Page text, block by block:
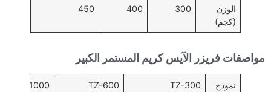
الوزن
(كجم)
300
400
450
مواصفات فريزر الآيس كريم المستمر الكبير
نموذج TZ-300
TZ-600
TZ-1000